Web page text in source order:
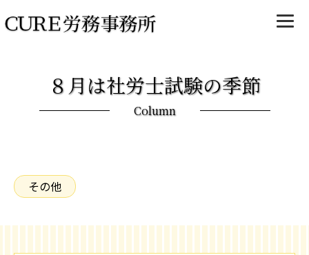
８月は社労士試験の季節
Column
その他